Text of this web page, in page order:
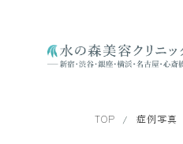
TOP 症例写真